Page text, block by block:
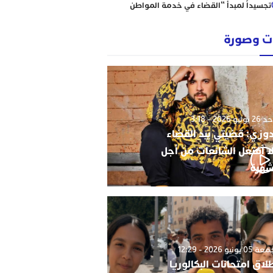
تجسيداً لمبدأ “القضاء في خدمة المواطن
رؤساء ونقباء للمحامين يتضامنون مع الاستاذ
حاجي .
من يحمي وجدة من كارثة عقارية وشيكة؟
أحكام نافذة، رسوم مجمدة، ومشاريع
سكنية مشبوهة تهدد هيبة القانون وأمن
التعمير
وصورة
2026 - 3:18
قضيتي بيد القضاء
أفتعل الشائعات من أجل
يونيو 2026 - 12:29
امتحانات البكالوريا